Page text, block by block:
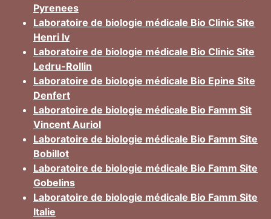
Pyrenees
Laboratoire de biologie médicale Bio Clinic Site
Henri Iv
Laboratoire de biologie médicale Bio Clinic Site
Ledru-Rollin
Laboratoire de biologie médicale Bio Epine Site
Denfert
Laboratoire de biologie médicale Bio Famm Sit
Vincent Auriol
Laboratoire de biologie médicale Bio Famm Site
Bobillot
Laboratoire de biologie médicale Bio Famm Site
Gobelins
Laboratoire de biologie médicale Bio Famm Site
Italie